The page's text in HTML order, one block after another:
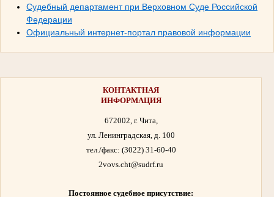
Судебный департамент при Верховном Суде Российской
Федерации
Официальный интернет-портал правовой информации
КОНТАКТНАЯ
ИНФОРМАЦИЯ
672002, г. Чита,
ул. Ленинградская, д. 100
тел./факс: (3022) 31-60-40
2vovs.cht@sudrf.ru
Постоянное судебное присутствие: